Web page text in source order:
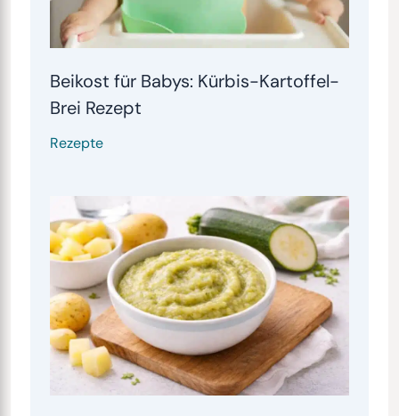
Beikost für Babys: Kürbis-Kartoffel-
Brei Rezept
Rezepte